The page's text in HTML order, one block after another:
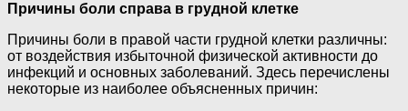
Причины боли справа в грудной клетке
Причины боли в правой части грудной клетки различны:
от воздействия избыточной физической активности до
инфекций и основных заболеваний. Здесь перечислены
некоторые из наиболее объясненных причин: